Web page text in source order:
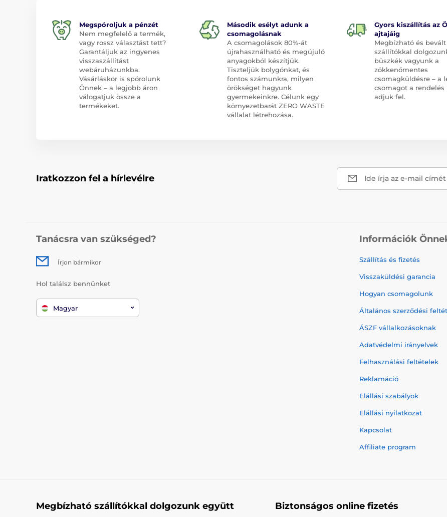
Megspóroljuk a pénzét
Nem megfelelő a termék,
vagy rossz választást tett?
Garantáljuk az ingyenes
visszaszállítást
webáruházunkba.
Vásárláskor is spórolunk
Önnek – a legjobb áron
válogatjuk össze a
termékeket.
Második esélyt adunk a
csomagolásnak
A csomagolások 80%-át
újrahasználható és megújuló
anyagokból készítjük.
Tiszteljük bolygónkat, és
fontos számunkra, milyen
örökséget hagyunk
gyermekeinkre. Célunk egy
környezetbarát ZERO WASTE
vállalat létrehozása.
Gyors kiszállítás az
ajtajáig
Megbízható és bevált
szállítókkal
büszkék vagyunk a
zökkenőmentes
csomagküldésre – a
csomagot a rendelés
adjuk fel.
Iratkozzon fel a hírlevélre Ide írja az e-mail címét
Tanácsra van szükséged?
Írjon bármikor
Hol találsz bennünket
Magyar
Információk
Szállítás és fizetés
Visszaküldési garancia
Hogyan csomagolunk
Általános szerződési
ÁSZF vállalkozásoknak
Adatvédelmi irányelvek
Felhasználási feltételek
Reklamáció
Elállási szabályok
Elállási nyilatkozat
Kapcsolat
Affiliate program
Megbízható szállítókkal dolgozunk együtt Biztonságos online fizetés